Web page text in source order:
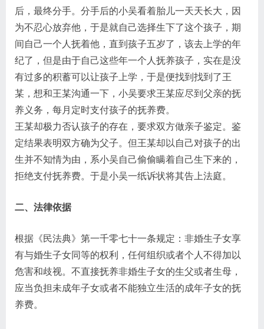
后，最终分手。分手后的小吴看着胎儿一天天长大，因
为不忍心放弃他，于是就自己选择生下了这个孩子，期
间自己一个人抚着他，直到孩子五岁了，该去上学的年
纪了，但是由于自己这些年一个人抚养孩子，实在是没
有过多的积蓄可以让孩子上学，于是便找到找到了王
某，想和王某沟通一下，小吴要求王某应尽到父亲的抚
养义务，每月定时支付孩子的抚养费。
王某却极力否认孩子的存在，要求双方做亲子鉴定。鉴
定结果表明双方确为父子。但王某却以自己对孩子的出
生并不知情为由，系小吴自己偷偷瞒着自己生下来的，
拒绝支付抚养费。于是小吴一纸诉状将其告上法庭。
二、法律依据
根据《民法典》第一千零七十一条规定：非婚生子女享
有与婚生子女同等的权利，任何组织或者个人不得加以
危害和歧视。不直接抚养非婚生子女的生父或者生母，
应当负担未成年子女或者不能独立生活的成年子女的抚
养费。